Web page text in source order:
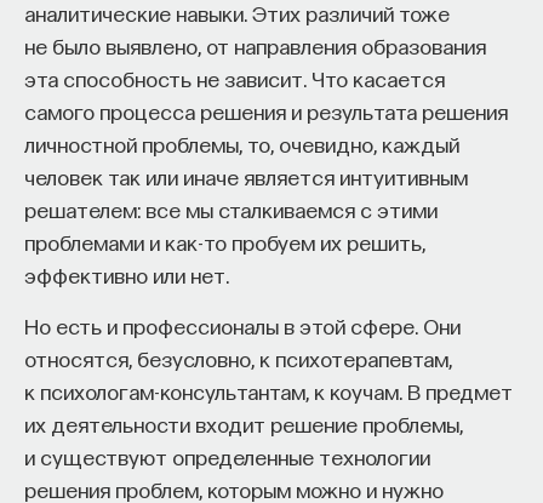
аналитические навыки. Этих различий тоже
не было выявлено, от направления образования
эта способность не зависит. Что касается
самого процесса решения и результата решения
личностной проблемы, то, очевидно, каждый
человек так или иначе является интуитивным
решателем: все мы сталкиваемся с этими
проблемами и как-то пробуем их решить,
эффективно или нет.
Но есть и профессионалы в этой сфере. Они
относятся, безусловно, к психотерапевтам,
к психологам-консультантам, к коучам. В предмет
их деятельности входит решение проблемы,
и существуют определенные технологии
решения проблем, которым можно и нужно